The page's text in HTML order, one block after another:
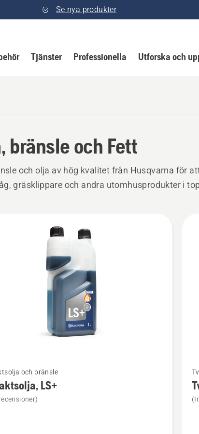
Se nya produkter
Tjänster Professionella Utforska och
bränsle och Fett
och olja av hög kvalitet från Husqvarna för
gräsklippare och andra utomhusprodukter i
och bränsle
LS+
mer
om